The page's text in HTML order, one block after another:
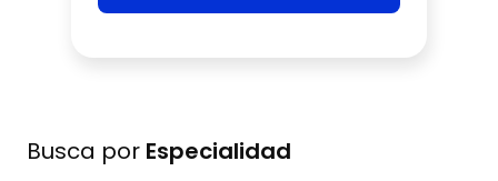
Busca por Especialidad